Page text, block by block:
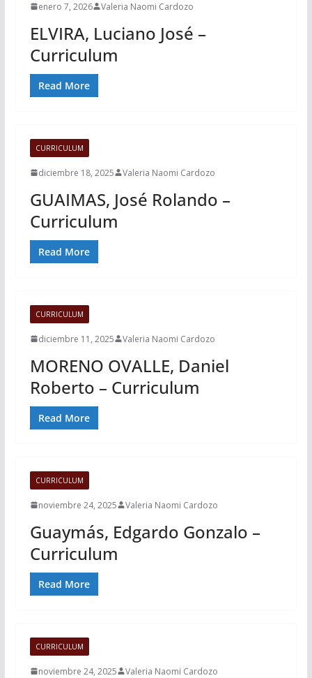
enero 7, 2026 Valeria Naomi Cardozo
ELVIRA, Luciano José –
Curriculum
Read More
CURRICULUM
diciembre 18, 2025 Valeria Naomi Cardozo
GUAIMAS, José Rolando –
Curriculum
Read More
CURRICULUM
diciembre 11, 2025 Valeria Naomi Cardozo
MORENO OVALLE, Daniel
Roberto – Curriculum
Read More
CURRICULUM
noviembre 24, 2025 Valeria Naomi Cardozo
Guaymás, Edgardo Gonzalo –
Curriculum
Read More
CURRICULUM
noviembre 24, 2025 Valeria Naomi Cardozo